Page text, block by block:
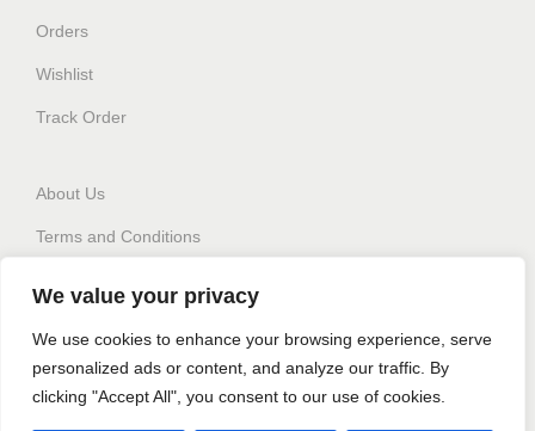
We value your privacy
We use cookies to enhance your browsing experience, serve
personalized ads or content, and analyze our traffic. By
clicking "Accept All", you consent to our use of cookies.
Orders
Wishlist
Track Order
About Us
Terms and Conditions
Switch Language